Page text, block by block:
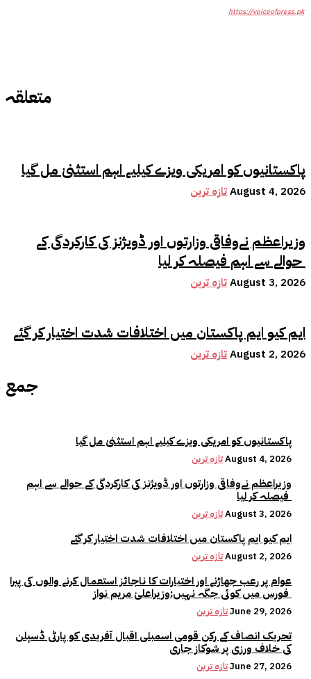
متعلقہ
پاکستانیوں کو امریکی ویزے کیلیے اہم استثنیٰ مل گیا
تازہ ترینAugust 4, 2026
وزیراعظم نےوفاقی وزارتوں اور ڈویژنز کی کارکردگی کے
حوالے سے اہم فیصلہ کر لیا
تازہ ترینAugust 3, 2026
ایم کیو ایم پاکستان میں اختلافات شدت اختیار کر گئے
تازہ ترینAugust 2, 2026
جمع
پاکستانیوں کو امریکی ویزے کیلیے اہم استثنیٰ مل گیا
تازہ ترینAugust 4, 2026
وزیراعظم نےوفاقی وزارتوں اور ڈویژنز کی کارکردگی کے حوالے سے اہم
تازہ ترینAugust 3, 2026
ایم کیو ایم پاکستان میں اختلافات شدت اختیار کر گئے
تازہ ترینAugust 2, 2026
عوام پر رعب جھاڑنے اور اختیارات کا ناجائز استعمال کرنے والوں کی پیرا
تازہ ترینJune 29, 2026
تحریک انصاف کے رکن قومی اسمبلی اقبال آفریدی کو پارٹی ڈسپلن
کی خلاف ورزی پر شوکاز جاری
تازہ ترینJune 27, 2026
https://voiceofpress.pk